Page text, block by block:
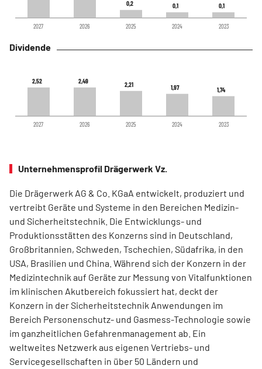
0,2
0,2 0,1
0,1 0,1
0,1
2027 2026 2025 2024 2023
Dividende
2,52
2,52 2,49
2,49 2,21
2,21 1,97
1,97 1,74
1,74
2027 2026 2025 2024 2023
Unternehmensprofil Drägerwerk Vz.
Die Drägerwerk AG & Co. KGaA entwickelt, produziert und
vertreibt Geräte und Systeme in den Bereichen Medizin-
und Sicherheitstechnik. Die Entwicklungs- und
Produktionsstätten des Konzerns sind in Deutschland,
Großbritannien, Schweden, Tschechien, Südafrika, in den
USA, Brasilien und China. Während sich der Konzern in der
Medizintechnik auf Geräte zur Messung von Vitalfunktionen
im klinischen Akutbereich fokussiert hat, deckt der
Konzern in der Sicherheitstechnik Anwendungen im
Bereich Personenschutz- und Gasmess-Technologie sowie
im ganzheitlichen Gefahrenmanagement ab. Ein
weltweites Netzwerk aus eigenen Vertriebs- und
Servicegesellschaften in über 50 Ländern und